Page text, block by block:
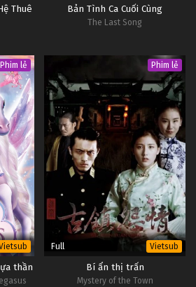
Thuê
Bản Tình Ca Cuối Cùng
The Last Song
Phim lẻ
thần
Phim lẻ
Full Vietsub
Bí ẩn thị trấn
Mystery of the Town